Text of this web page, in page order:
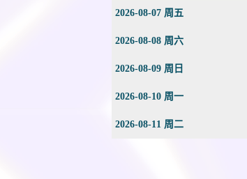
2026-08-07 周五
2026-08-08 周六
2026-08-09 周日
2026-08-10 周一
2026-08-11 周二